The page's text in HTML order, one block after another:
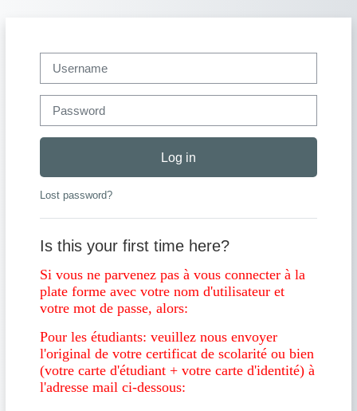
Log in
Lost password?
Is this your first time here?
Si vous ne parvenez pas à vous connecter à la
plate forme avec votre nom d'utilisateur et
votre mot de passe, alors:
Pour les étudiants: veuillez nous envoyer
l'original de votre certificat de scolarité ou bien
(votre carte d'étudiant + votre carte d'identité) à
l'adresse mail ci-dessous: